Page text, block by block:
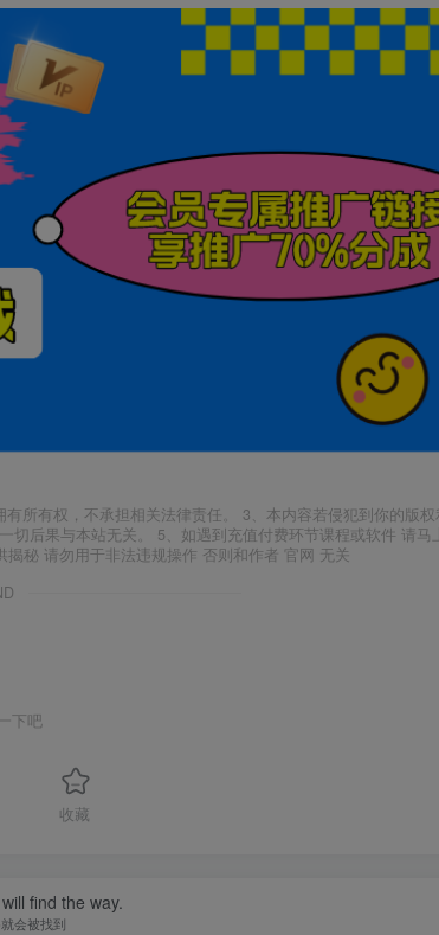
所有权，不承担相关法律责任。 3、本内容若侵犯到你的版
后果与本站无关。 5、如遇到充值付费环节课程或软件 请马
秘 请勿用于非法违规操作 否则和作者 官网 无关
下吧
收藏
find the way.
会被找到